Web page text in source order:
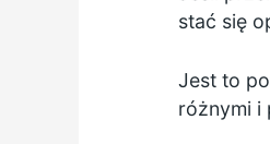
stać się
Jest to
różnymi i